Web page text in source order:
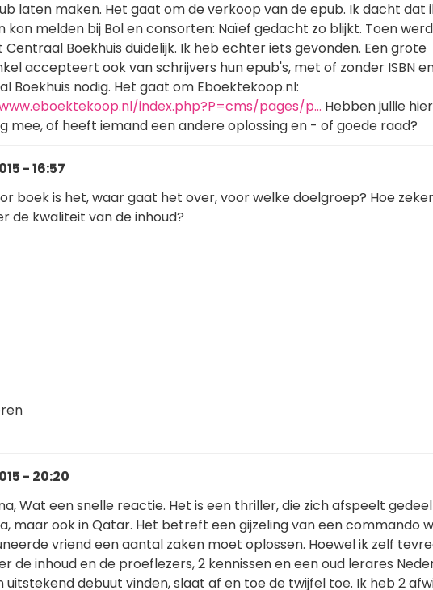
laten maken. Het gaat om de verkoop van de epub. Ik dacht dat
kon melden bij Bol en consorten: Naïef gedacht zo blijkt. Toen
Centraal Boekhuis duidelijk. Ik heb echter iets gevonden. Een grote
accepteert ook van schrijvers hun epub's, met of zonder ISBN
Boekhuis nodig. Het gaat om Eboektekoop.nl:
index.php?P=cms/pages/p… Hebben jullie hier
mee, of heeft iemand een andere oplossing en - of goede raad?
- 16:57
boek is het, waar gaat het over, voor welke doelgroep? Hoe
de kwaliteit van de inhoud?
- 20:20
Wat een snelle reactie. Het is een thriller, die zich afspeelt
maar ook in Qatar. Het betreft een gijzeling van een commando
vriend een aantal zaken moet oplossen. Hoewel ik zelf
de inhoud en de proeflezers, 2 kennissen en een oud lerares
uitstekend debuut vinden, slaat af en toe de twijfel toe. Ik heb 2